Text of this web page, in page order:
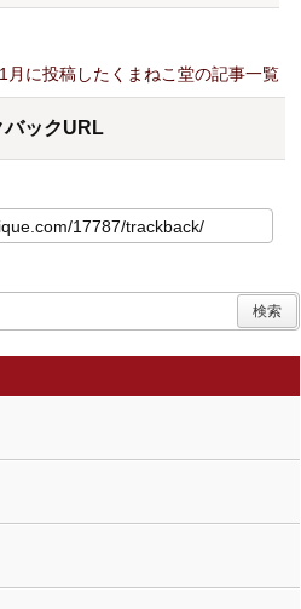
月に投稿したくまねこ堂の記事一覧
バックURL